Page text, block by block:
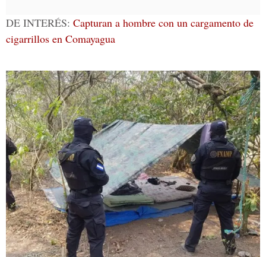
DE INTERÉS: Capturan a hombre con un cargamento de
cigarrillos en Comayagua